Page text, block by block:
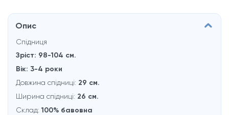
Опис
Спідниця
Зріст: 98-104 см.
Вік: 3-4 роки
Довжина спідниці: 29 см.
Ширина спідниці: 26 см.
Склад: 100% бавовна